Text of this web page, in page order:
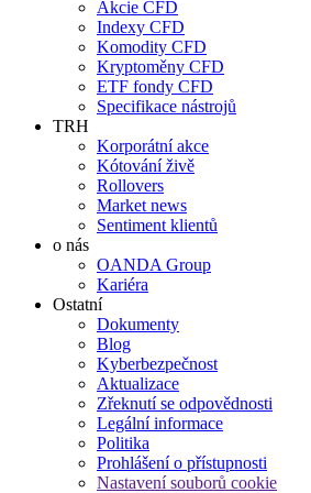
Akcie CFD
Indexy CFD
Komodity CFD
Kryptoměny CFD
ETF fondy CFD
Specifikace nástrojů
TRH
Korporátní akce
Kótování živě
Rollovers
Market news
Sentiment klientů
o nás
OANDA Group
Kariéra
Ostatní
Dokumenty
Blog
Kyberbezpečnost
Aktualizace
Zřeknutí se odpovědnosti
Legální informace
Politika
Prohlášení o přístupnosti
Nastavení souborů cookie